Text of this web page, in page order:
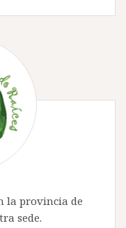
la provincia de
sede.